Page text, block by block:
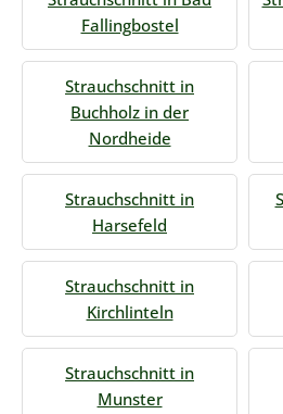
Fallingbostel
Strauchschnitt in
Buchholz in der
Nordheide
Strauchschnitt in
Harsefeld
Strauchschnitt in
Kirchlinteln
Strauchschnitt in
Munster